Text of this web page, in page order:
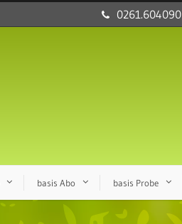
0261.604090
basis Abo basis Probe